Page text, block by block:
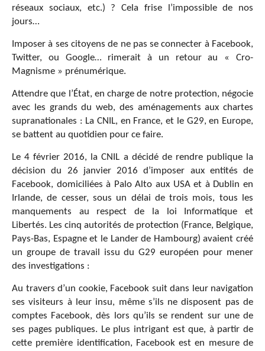
réseaux sociaux, etc.) ? Cela frise l’impossible de nos
jours…
Imposer à ses citoyens de ne pas se connecter à Facebook,
Twitter, ou Google… rimerait à un retour au « Cro-
Magnisme » prénumérique.
Attendre que l’État, en charge de notre protection, négocie
avec les grands du web, des aménagements aux chartes
supranationales : La CNIL, en France, et le G29, en Europe,
se battent au quotidien pour ce faire.
Le 4 février 2016, la CNIL a décidé de rendre publique la
décision du 26 janvier 2016 d’imposer aux entités de
Facebook, domiciliées à Palo Alto aux USA et à Dublin en
Irlande, de cesser, sous un délai de trois mois, tous les
manquements au respect de la loi Informatique et
Libertés. Les cinq autorités de protection (France, Belgique,
Pays-Bas, Espagne et le Lander de Hambourg) avaient créé
un groupe de travail issu du G29 européen pour mener
des investigations :
Au travers d’un cookie, Facebook suit dans leur navigation
ses visiteurs à leur insu, même s’ils ne disposent pas de
comptes Facebook, dès lors qu’ils se rendent sur une de
ses pages publiques. Le plus intrigant est que, à partir de
cette première identification, Facebook est en mesure de